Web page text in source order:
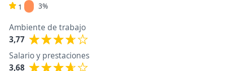
1
3%
Ambiente de trabajo
3,77
Salario y prestaciones
3,68